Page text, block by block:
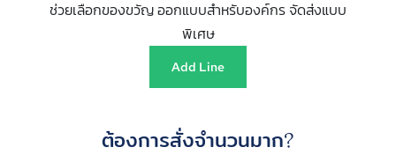
ช่วยเลือกของขวัญ ออกแบบสำหรับองค์กร จัดส่งแบบ
พิเศษ
Add Line
ต้องการสั่งจำนวนมาก?